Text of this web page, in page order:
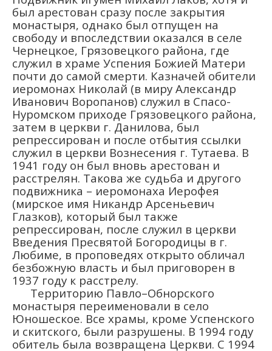
был арестован сразу после закрытия
монастыря, однако был отпущен на
свободу и впоследствии оказался в селе
Чернецкое, Грязовецкого района, где
служил в храме Успения Божией Матери
почти до самой смерти. Казначей обители
иеромонах Николай (в миру Александр
Иванович Воропанов) служил в Спасо-
Нуромском приходе Грязовецкого района,
затем в церкви г. Данилова, был
репрессирован и после отбытия ссылки
служил в церкви Вознесения г. Тутаева. В
1941 году он был вновь арестован и
расстрелян. Такова же судьба и другого
подвижника – иеромонаха Иерофея
(мирское имя Никандр Арсеньевич
Глазков), который был также
репрессирован, после служил в церкви
Введения Пресвятой Богородицы в г.
Любиме, в проповедях открыто обличал
безбожную власть и был приговорен в
1937 году к расстрелу.
Территорию Павло–Обнорского
монастыря переименовали в село
Юношеское. Все храмы, кроме Успенского
и скитского, были разрушены. В 1994 году
обитель была возвращена Церкви. С 1994